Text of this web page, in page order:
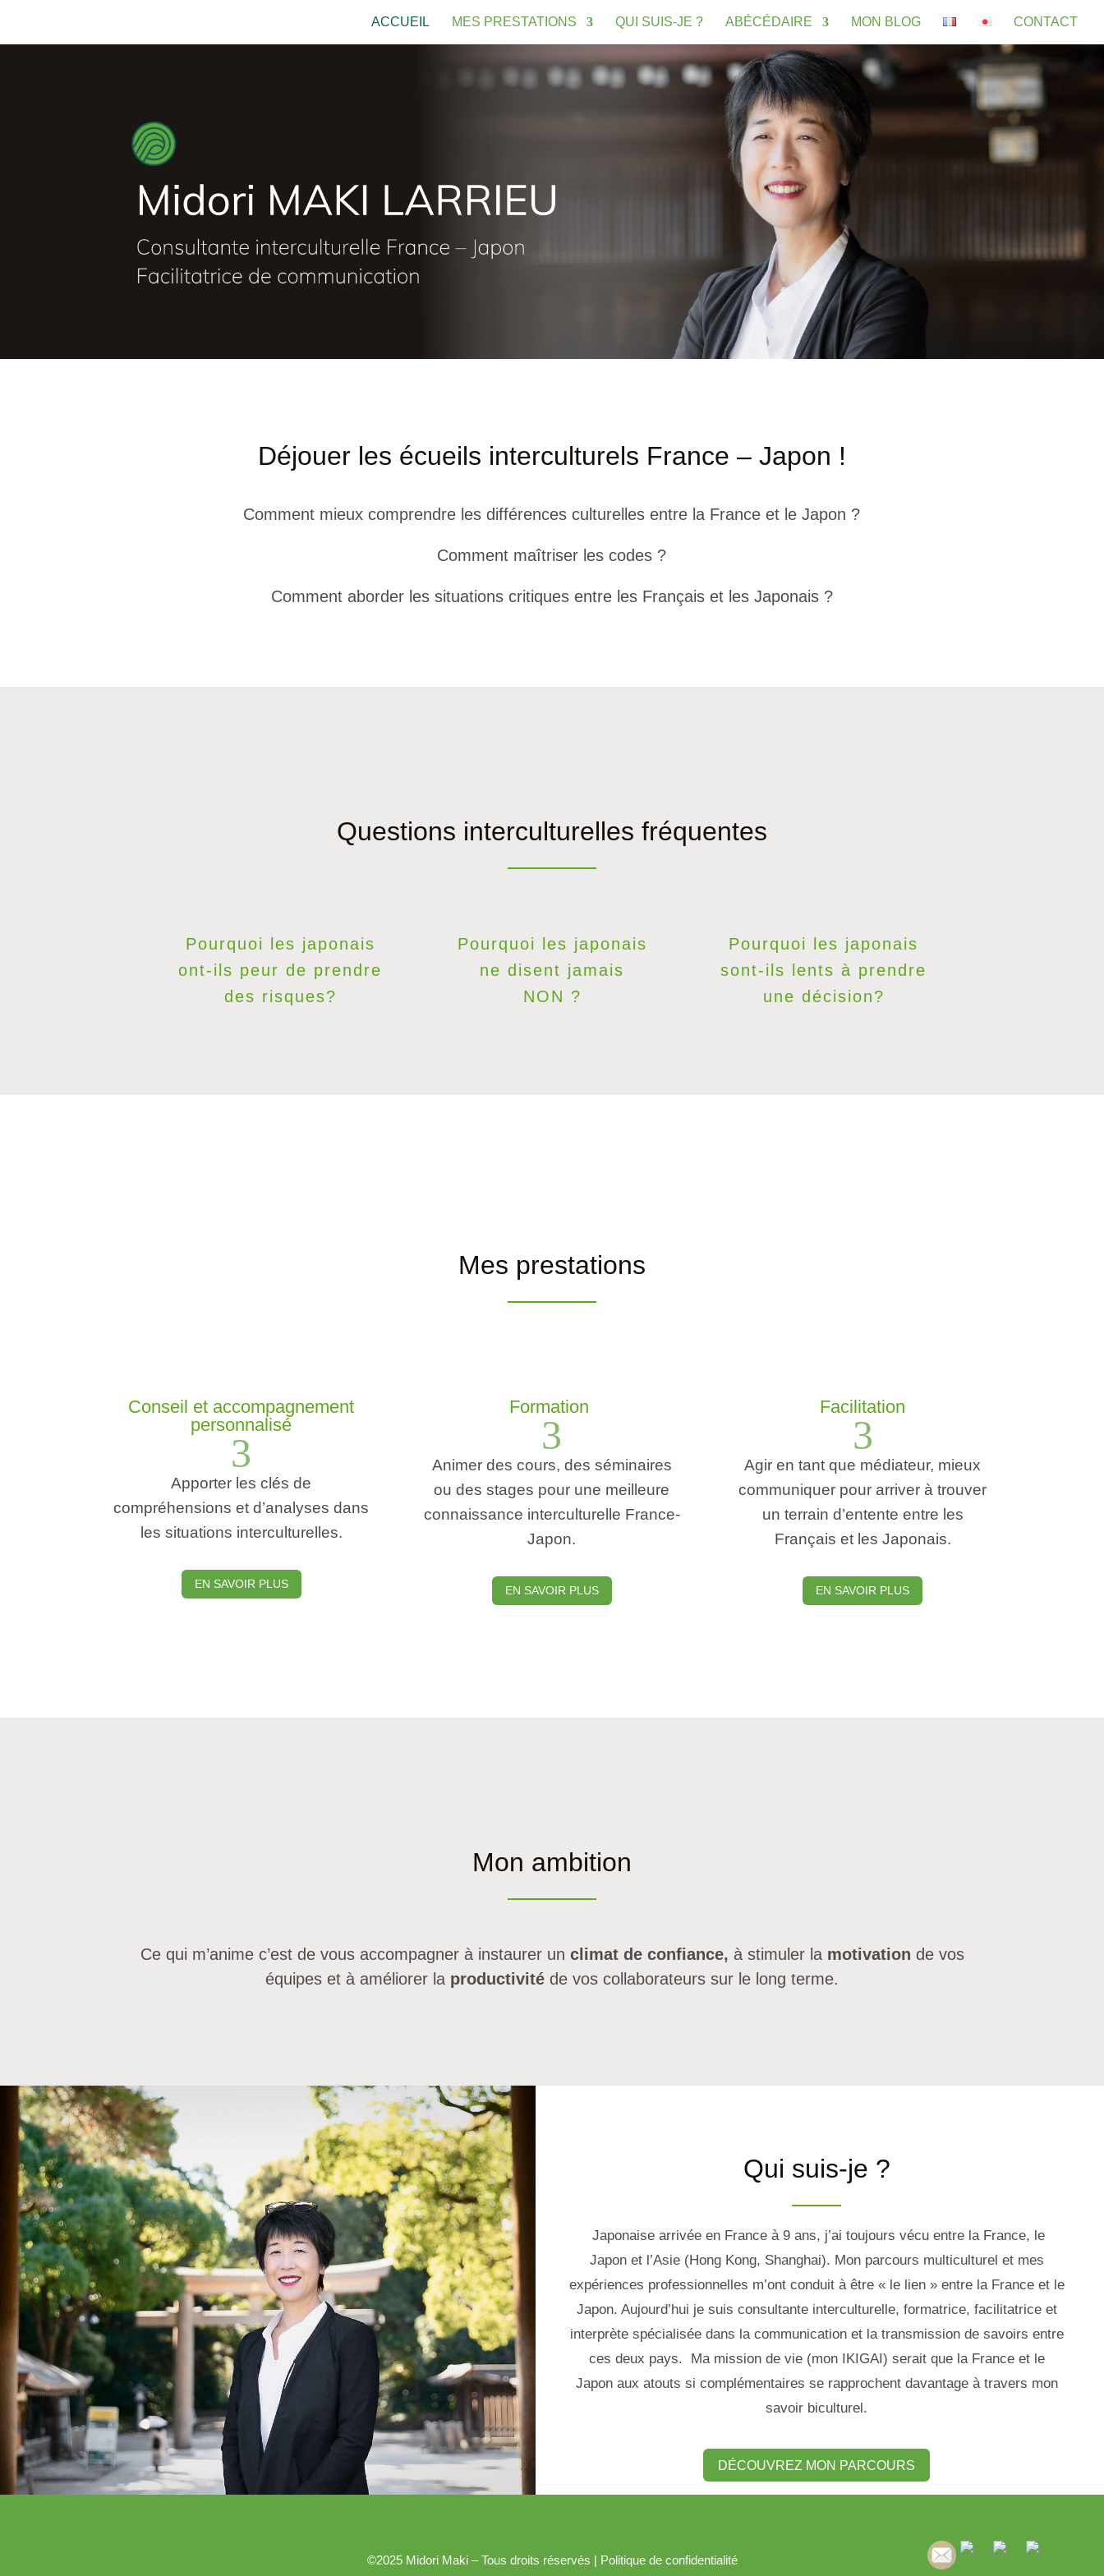
ACCUEIL MES PRESTATIONS QUI SUIS-JE ? ABÉCÉDAIRE MON BLOG CONTACT
Déjouer les écueils interculturels France – Japon !
Comment mieux comprendre les différences culturelles entre la France et le Japon ?
Comment maîtriser les codes ?
Comment aborder les situations critiques entre les Français et les Japonais ?
Questions interculturelles fréquentes
Pourquoi les japonais
ont-ils peur de prendre
des risques?
Pourquoi les japonais
ne disent jamais
NON ?
Pourquoi les japonais
sont-ils lents à prendre
une décision?
Mes prestations
Conseil et accompagnement
personnalisé
3
Apporter les clés de
compréhensions et d’analyses dans
les situations interculturelles.
EN SAVOIR PLUS
Formation
3
Animer des cours, des séminaires
ou des stages pour une meilleure
connaissance interculturelle France-
Japon.
EN SAVOIR PLUS
Facilitation
3
Agir en tant que médiateur, mieux
communiquer pour arriver à trouver
un terrain d’entente entre les
Français et les Japonais.
EN SAVOIR PLUS
Mon ambition
Ce qui m’anime c’est de vous accompagner à instaurer un climat de confiance, à stimuler la motivation de vos
équipes et à améliorer la productivité de vos collaborateurs sur le long terme.
Qui suis-je ?
Japonaise arrivée en France à 9 ans, j’ai toujours vécu entre la France, le
Japon et l’Asie (Hong Kong, Shanghai). Mon parcours multiculturel et mes
expériences professionnelles m’ont conduit à être « le lien » entre la France et le
Japon. Aujourd’hui je suis consultante interculturelle, formatrice, facilitatrice et
interprète spécialisée dans la communication et la transmission de savoirs entre
ces deux pays. Ma mission de vie (mon IKIGAI) serait que la France et le
Japon aux atouts si complémentaires se rapprochent davantage à travers mon
savoir biculturel.
DÉCOUVREZ MON PARCOURS
©2025 Midori Maki – Tous droits réservés | Politique de confidentialité